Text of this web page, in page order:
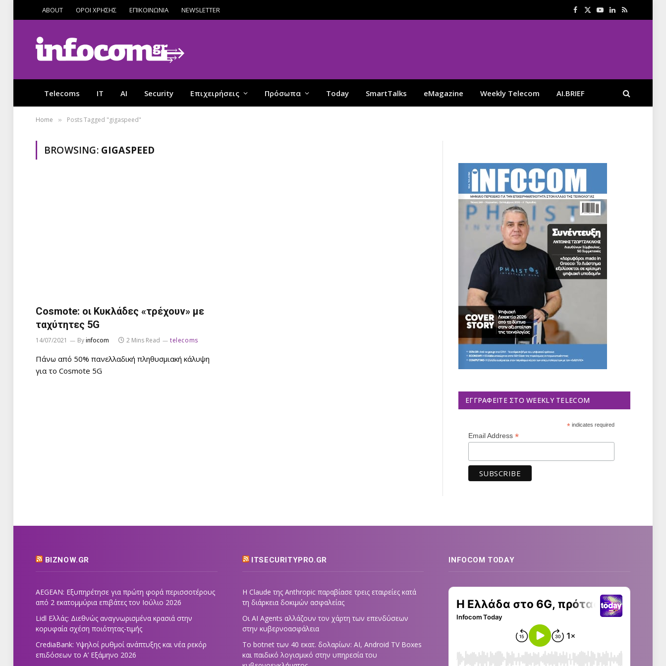
ABOUT ΟΡΟΙ ΧΡΗΣΗΣ ΕΠΙΚΟΙΝΩΝΙΑ NEWSLETTER Facebook
X
YouTube
LinkedIn
RSS
Telecoms IT AI Security Επιχειρήσεις Πρόσωπα Today SmartTalks eMagazine Weekly Telecom AI.BRIEF
Home » Posts Tagged "gigaspeed"
BROWSING: GIGASPEED
Cosmote: οι Κυκλάδες «τρέχουν» με
ταχύτητες 5G
14/07/2021 Byinfocom 2 Mins Read telecoms
Πάνω από 50% πανελλαδική πληθυσμιακή κάλυψη
για το Cosmote 5G
ΕΓΓΡΑΦΕΊΤΕ ΣΤΟ WEEKLY TELECOM
*indicates required
Email Address *
BIZNOW.GR
AEGEAN: Εξυπηρέτησε για πρώτη φορά περισσοτέρους
από 2 εκατομμύρια επιβάτες τον Ιούλιο 2026
Lidl Ελλάς: Διεθνώς αναγνωρισμένα κρασιά στην
κορυφαία σχέση ποιότητας-τιμής
CrediaBank: Υψηλοί ρυθμοί ανάπτυξης και νέα ρεκόρ
επιδόσεων το Α’ Εξάμηνο 2026
ITSECURITYPRO.GR
Η Claude της Anthropic παραβίασε τρεις εταιρείες κατά
τη διάρκεια δοκιμών ασφαλείας
Οι AI Agents αλλάζουν τον χάρτη των επενδύσεων
στην κυβερνοασφάλεια
Το botnet των 40 εκατ. δολαρίων: AI, Android TV Boxes
και παιδικό λογισμικό στην υπηρεσία του
INFOCOM TODAY